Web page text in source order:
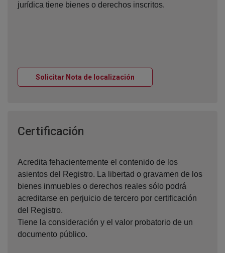
jurídica tiene bienes o derechos inscritos.
Solicitar Nota de localización
Certificación
Acredita fehacientemente el contenido de los
asientos del Registro. La libertad o gravamen de los
bienes inmuebles o derechos reales sólo podrá
acreditarse en perjuicio de tercero por certificación
del Registro.
Tiene la consideración y el valor probatorio de un
documento público.